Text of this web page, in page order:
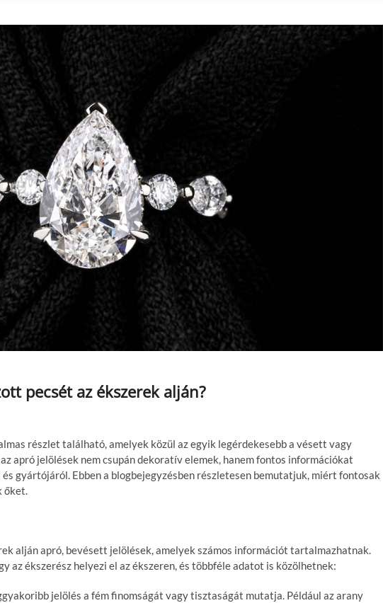
pecsét az ékszerek alján?
részlet található, amelyek közül az egyik legérdekesebb a vésett vagy
apró jelölések nem csupán dekoratív elemek, hanem fontos információkat
gyártójáról. Ebben a blogbejegyzésben részletesen bemutatjuk, miért fontosak
őket.
alján apró, bevésett jelölések, amelyek számos információt tartalmazhatnak.
az ékszerész helyezi el az ékszeren, és többféle adatot is közölhetnek:
jelölés a fém finomságát vagy tisztaságát mutatja. Például az arany